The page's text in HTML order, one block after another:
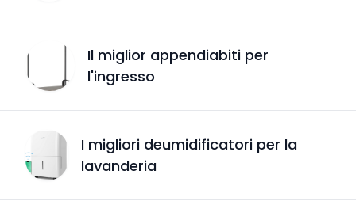
Il miglior appendiabiti per
l'ingresso
I migliori deumidificatori per la
lavanderia